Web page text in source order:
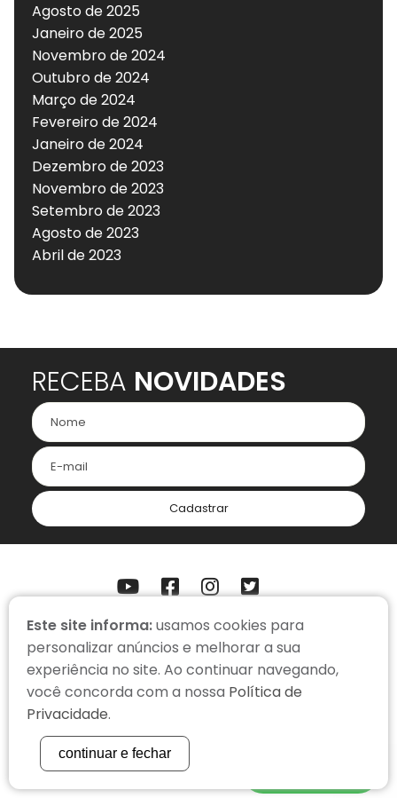
Agosto de 2025
Janeiro de 2025
Novembro de 2024
Outubro de 2024
Março de 2024
Fevereiro de 2024
Janeiro de 2024
Dezembro de 2023
Novembro de 2023
Setembro de 2023
Agosto de 2023
Abril de 2023
RECEBA NOVIDADES
Cadastrar
ONDE ESTAMOS
Somos uma organização virtual, com colaboradores em home
office.
contato@cacadorderecompensas.org.br
(51) 3334-3366
POLÍTICA DE PRIVACIDADE
Este site informa:usamos cookies para
personalizar anúncios e melhorar a sua
experiência no site. Ao continuar navegando,
você concorda com a nossa Política de
Privacidade.
continuar e fechar